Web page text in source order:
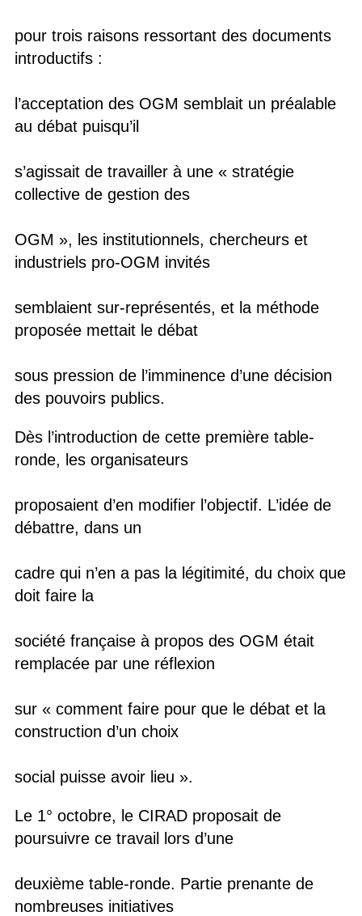
pour trois raisons ressortant des documents
introductifs :
l’acceptation des OGM semblait un préalable
au débat puisqu’il
s’agissait de travailler à une « stratégie
collective de gestion des
OGM », les institutionnels, chercheurs et
industriels pro-OGM invités
semblaient sur-représentés, et la méthode
proposée mettait le débat
sous pression de l’imminence d’une décision
des pouvoirs publics.
Dès l’introduction de cette première table-
ronde, les organisateurs
proposaient d’en modifier l’objectif. L’idée de
débattre, dans un
cadre qui n’en a pas la légitimité, du choix que
doit faire la
société française à propos des OGM était
remplacée par une réflexion
sur « comment faire pour que le débat et la
construction d’un choix
social puisse avoir lieu ».
Le 1° octobre, le CIRAD proposait de
poursuivre ce travail lors d’une
deuxième table-ronde. Partie prenante de
nombreuses initiatives